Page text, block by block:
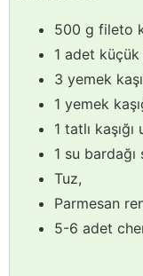
500 g fileto
1 adet
3 yemek
1 yemek
1 tatlı kaşığı
1 su bardağı
Tuz,
Parmesan
5-6 adet